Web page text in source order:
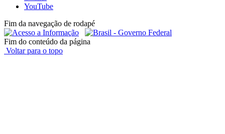
YouTube
Fim da navegação de rodapé
Fim do conteúdo da página
Voltar para o topo